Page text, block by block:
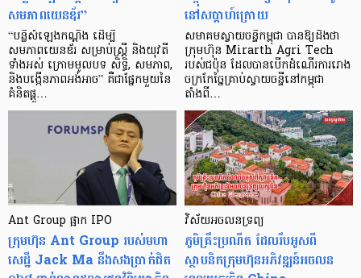
សមភាពយេនឌ័រ”
“បន្លឺសំឡេងកណ្តឹង ដើម្បី
សមភាពយេនឌ័រ សម្រាប់ស្ត្រី និងយុវតី
ទាំងអស់ ក្រោមមូលបទ សិទ្ធិ, សមភាព,
និងបង្កើនភាពអង់អាច” គឺជាផ្នែកមួយនៃ
គំនិតផ្ដួ…
នៅសប្តាហ៍ក្រោយ
សមាគមស្វាយចន្ទីកម្ពុជា បានឱ្យដឹងថា
ក្រុមហ៊ុន Mirarth Agri Tech
របស់ជប៉ុន ដែលបានបើកដំណើរការរោង
ចក្រកែច្នៃគ្រាប់ស្វាយចន្ទីនៅកម្ពុជា
តាំងពី…
Ant Group ផ្អាក​ IPO
ក្រុមហ៊ុន Ant Group របស់មហា
សេដ្ឋី Jack Ma នឹងសងប្រាក់ជិត
វិស័យអចលនទ្រព្យ
ភូមិគ្រឹះប្រណីត ដែលរឹបអូសពី
ស្ថាបនិកក្រុមហ៊ុនអភិវឌ្ឍន៍អចលន